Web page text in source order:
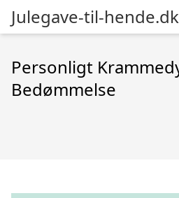
Julegave-til-hende.dk
Personligt
Bedømmelse